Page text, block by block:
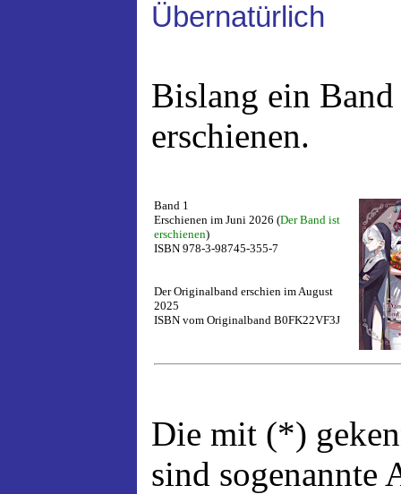
Übernatürlich
Bislang ein
erschienen.
Band 1
Erschienen im Juni 2026 (Der Band ist
erschienen)
ISBN 978-3-98745-355-7
Der Originalband erschien im August
2025
ISBN vom Originalband B0FK22VF3J
Die mit (*)
sind